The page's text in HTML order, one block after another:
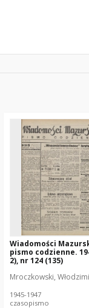
Redaktor
Wiadomości
pismo codzienne.
2), nr 124 (135)
Mroczkowski,
1945-1947
czasopismo